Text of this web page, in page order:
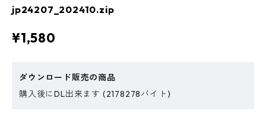
jp24207_202410.zip
¥1,580
ダウンロード販売の商品
購入後にDL出来ます (2178278バイト)